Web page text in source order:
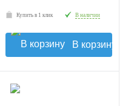
Купить в 1 клик В наличии
В корзину